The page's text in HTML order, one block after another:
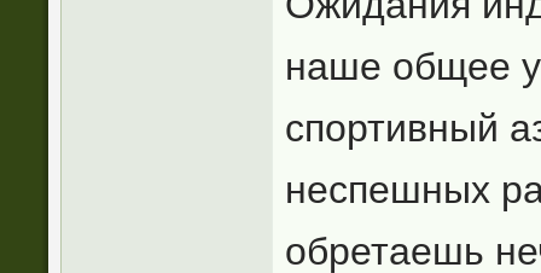
наше общее
спортивный
неспешных
обретаешь